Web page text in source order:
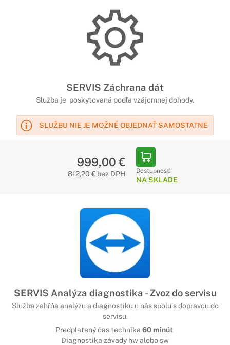
SERVIS Záchrana dát
Služba je poskytovaná podľa vzájomnej dohody.
SLUŽBU NIE JE MOŽNÉ OBJEDNAŤ SAMOSTATNE
999,00 €
812,20 € bez DPH Dostupnosť:
NA SKLADE
SERVIS Analýza diagnostika - Zvoz do servisu
Služba zahŕňa analýzu a diagnostiku u nás spolu s dopravou do
servisu.
Predplatený čas technika 60 minút
Diagnostika závady hw alebo sw